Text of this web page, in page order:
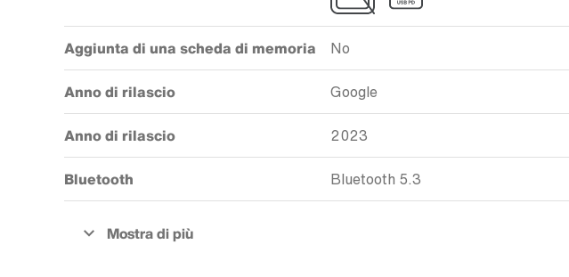
Aggiunta di una scheda di memoria No
Anno di rilascio Google
Anno di rilascio 2023
Bluetooth Bluetooth 5.3